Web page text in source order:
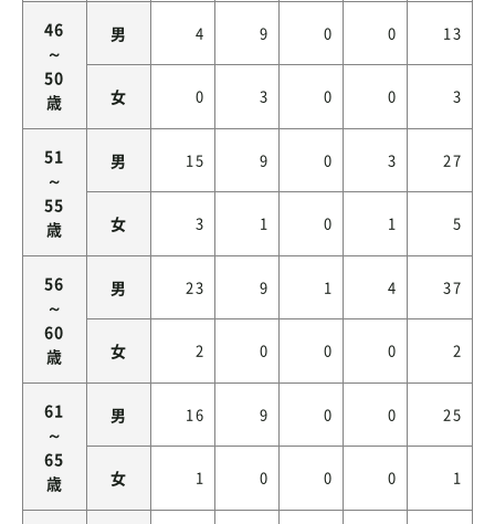
46
～
50
歳
男 4 9 0 0 13
女 0 3 0 0 3
51
～
55
歳
男 15 9 0 3 27
女 3 1 0 1 5
56
～
60
歳
男 23 9 1 4 37
女 2 0 0 0 2
61
～
65
歳
男 16 9 0 0 25
女 1 0 0 0 1